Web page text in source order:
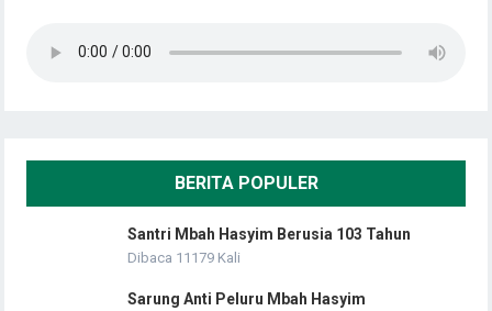
BERITA POPULER
Santri Mbah Hasyim Berusia 103 Tahun
Dibaca 11179 Kali
Sarung Anti Peluru Mbah Hasyim